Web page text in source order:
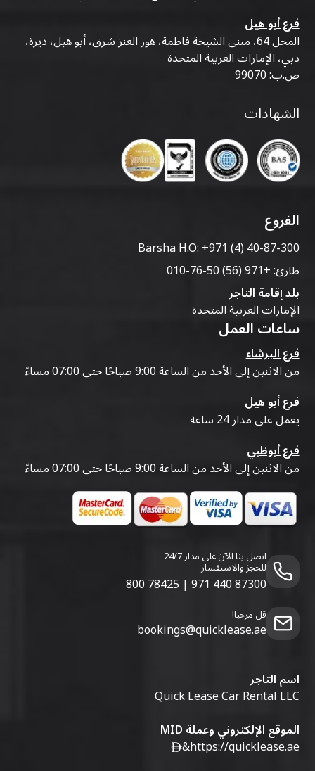
فرع أبو هيل
المحل 64، مبنى الشيخة فاطمة، هور العنز شرق، أبو هيل، ديرة،
دبي، الإمارات العربية المتحدة
ص.ب: 99070
الشهادات
الفروع
Barsha H.O:+971 (4) 40-87-300
طارئ:+971 (56) 50-76-010
بلد إقامة التاجر
الإمارات العربية المتحدة
ساعات العمل
فرع البرشاء
من الاثنين إلى الأحد من الساعة 9:00 صباحًا حتى 07:00 مساءً
فرع أبو هيل
يعمل على مدار 24 ساعة
فرع أبوظبي
من الاثنين إلى الأحد من الساعة 9:00 صباحًا حتى 07:00 مساءً
اتصل بنا الآن على مدار 24/7
للحجز والاستفسار
800 78425 | 971 440 87300
قل مرحبا!
bookings@quicklease.ae
اسم التاجر
Quick Lease Car Rental LLC
الموقع الإلكتروني وعملة MID
https://quicklease.ae
&